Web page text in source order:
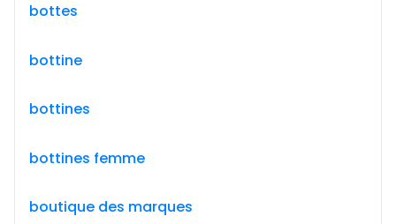
bottes
bottine
bottines
bottines femme
boutique des marques